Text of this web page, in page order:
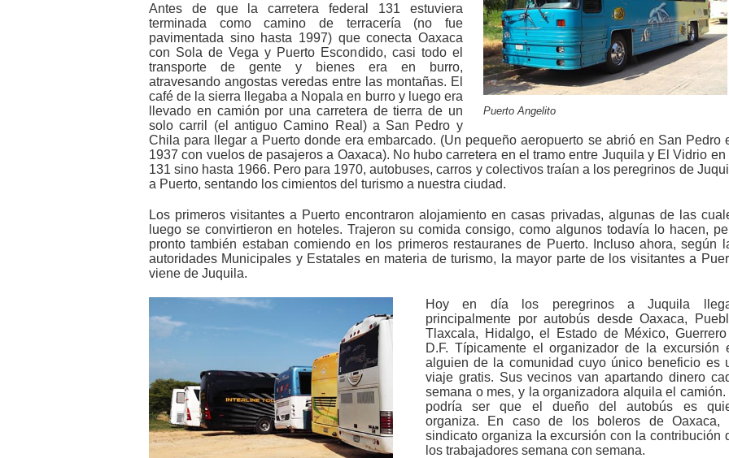
Puerto Angelito
Antes de que la carretera federal 131 estuviera
terminada como camino de terracería (no fue
pavimentada sino hasta 1997) que conecta Oaxaca
con Sola de Vega y Puerto Escondido, casi todo el
transporte de gente y bienes era en burro,
atravesando angostas veredas entre las montañas. El
café de la sierra llegaba a Nopala en burro y luego era
llevado en camión por una carretera de tierra de un
solo carril (el antiguo Camino Real) a San Pedro y
Chila para llegar a Puerto donde era embarcado. (Un pequeño aeropuerto se abrió en San Pedro
1937 con vuelos de pasajeros a Oaxaca). No hubo carretera en el tramo entre Juquila y El Vidrio en
131 sino hasta 1966. Pero para 1970, autobuses, carros y colectivos traían a los peregrinos de
a Puerto, sentando los cimientos del turismo a nuestra ciudad.
Los primeros visitantes a Puerto encontraron alojamiento en casas privadas, algunas de las
luego se convirtieron en hoteles. Trajeron su comida consigo, como algunos todavía lo hacen,
pronto también estaban comiendo en los primeros restauranes de Puerto. Incluso ahora, según
autoridades Municipales y Estatales en materia de turismo, la mayor parte de los visitantes a
viene de Juquila.
Hoy en día los peregrinos a Juquila
principalmente por autobús desde Oaxaca,
Tlaxcala, Hidalgo, el Estado de México,
D.F. Típicamente el organizador de la excursión
alguien de la comunidad cuyo único beneficio es
viaje gratis. Sus vecinos van apartando dinero
semana o mes, y la organizadora alquila el camión.
podría ser que el dueño del autobús es
organiza. En caso de los boleros de Oaxaca,
sindicato organiza la excursión con la contribución
los trabajadores semana con semana.